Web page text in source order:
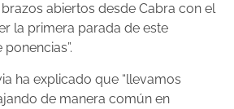
abiertos desde Cabra con el
la primera parada de este
ha explicado que “llevamos
de manera común en